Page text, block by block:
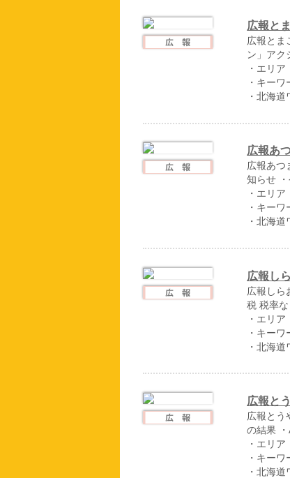
広報と
広報とま
ン」アク
・エリ
・キーワ
・北海道
広報あ
広報あつ
知らせ
・エリア
・キーワ
・北海道
広報し
広報しら
税 税率
・エリア
・キーワ
・北海道
広報と
広報とう
の結果
・エリ
・キーワ
・北海道